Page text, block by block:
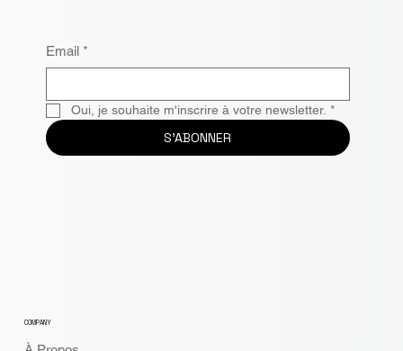
Email *
Oui, je souhaite m'inscrire à votre newsletter. *
S'ABONNER
COMPANY